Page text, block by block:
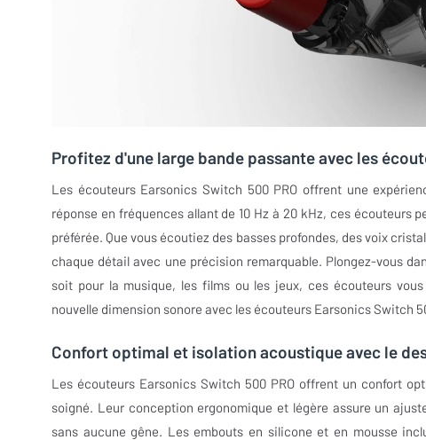
Profitez d'une large bande passante avec les
Les écouteurs Earsonics Switch 500 PRO offrent une
réponse en fréquences allant de 10 Hz à 20 kHz, ces écouteurs
préférée. Que vous écoutiez des basses profondes, des voix
chaque détail avec une précision remarquable. Plongez-vous
soit pour la musique, les films ou les jeux, ces écouteurs
nouvelle dimension sonore avec les écouteurs Earsonics Switch
Confort optimal et isolation acoustique avec le
Les écouteurs Earsonics Switch 500 PRO offrent un confort
soigné. Leur conception ergonomique et légère assure un
sans aucune gêne. Les embouts en silicone et en mousse